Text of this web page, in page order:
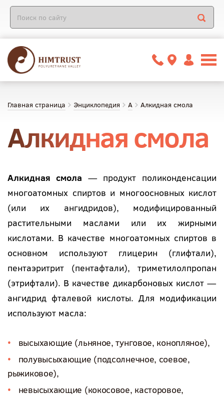
Главная страница Энциклопедия А Алкидная смола
Алкидная смола
Алкидная смола — продукт поликонденсации
многоатомных спиртов и многоосновных кислот
(или их ангидридов), модифицированный
растительными маслами или их жирными
кислотами. В качестве многоатомных спиртов в
основном используют глицерин (глифтали),
пентаэритрит (пентафтали), триметилолпропан
(этрифтали). В качестве дикарбоновых кислот —
ангидрид фталевой кислоты. Для модификации
используют масла:
высыхающие (льняное, тунговое, конопляное),
полувысыхающие (подсолнечное, соевое,
рыжиковое),
невысыхающие (кокосовое, касторовое,